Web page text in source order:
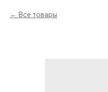
Все товары